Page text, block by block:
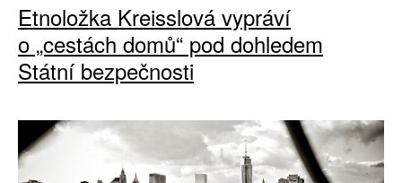
Etnoložka Kreisslová vypráví
o „cestách domů“ pod dohledem
Státní bezpečnosti